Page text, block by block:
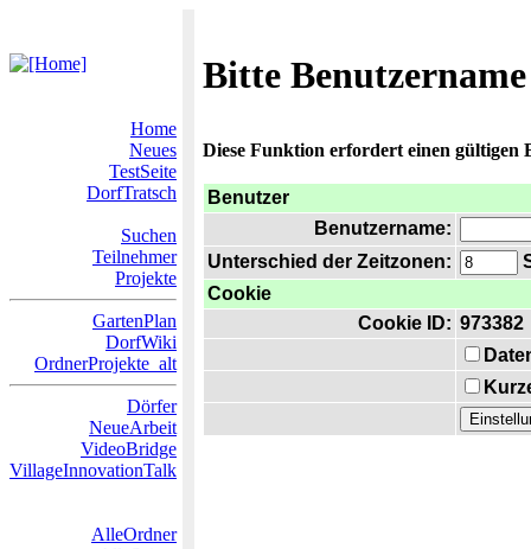
Bitte
Home
Neues
TestSeite
DorfTratsch
Suchen
Teilnehmer
Projekte
GartenPlan
DorfWiki
OrdnerProjekte_alt
Dörfer
NeueArbeit
VideoBridge
VillageInnovationTalk
AlleOrdner
Diese Funktion erfordert einen gültigen
Benutzer
Benutzername:
Unterschied der Zeitzonen:
Cookie
Cookie ID: 973382